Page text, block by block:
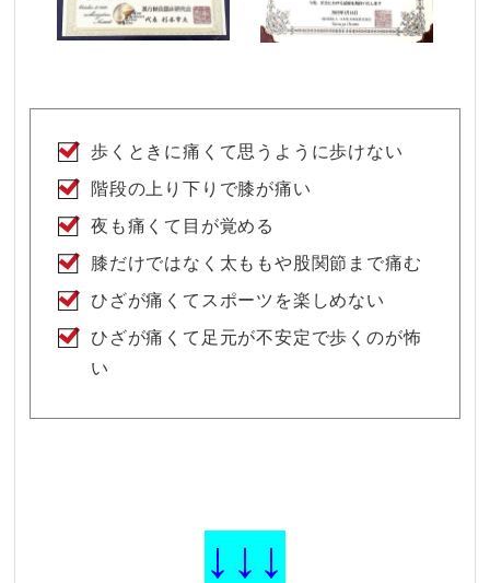
歩くときに痛くて思うように歩けない
階段の上り下りで膝が痛い
夜も痛くて目が覚める
膝だけではなく太ももや股関節まで痛む
ひざが痛くてスポーツを楽しめない
ひざが痛くて足元が不安定で歩くのが怖
い
↓↓↓